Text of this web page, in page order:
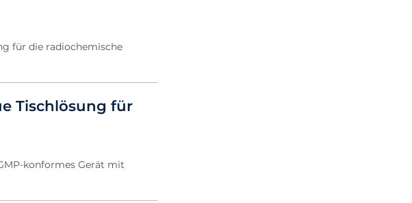
für die radiochemische
Tischlösung für
konformes Gerät mit